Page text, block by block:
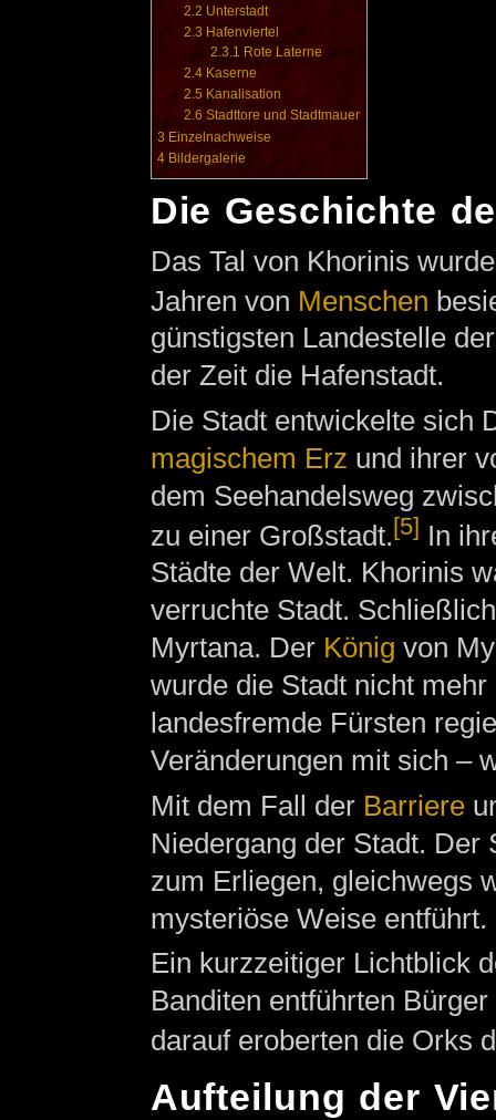
2.2 Unterstadt
2.3 Hafenviertel
2.3.1 Rote Laterne
2.4 Kaserne
2.5 Kanalisation
2.6 Stadttore und Stadtmauer
3 Einzelnachweise
4 Bildergalerie
Die Geschichte
Das Tal von Khorinis
Jahren von Menschen
günstigsten Landestelle
der Zeit die Hafenstadt.
Die Stadt entwickelte sich
magischem Erz und ihrer
dem Seehandelsweg
zu einer Großstadt.[5] In
Städte der Welt. Khorinis
verruchte Stadt.
Myrtana. Der König von
wurde die Stadt nicht
landesfremde Fürsten
Veränderungen mit sich –
Mit dem Fall der Barriere
Niedergang der Stadt. Der
zum Erliegen, gleichwegs
mysteriöse Weise entführt.
Ein kurzzeitiger Lichtblick
Banditen entführten
darauf eroberten die Orks
Aufteilung der